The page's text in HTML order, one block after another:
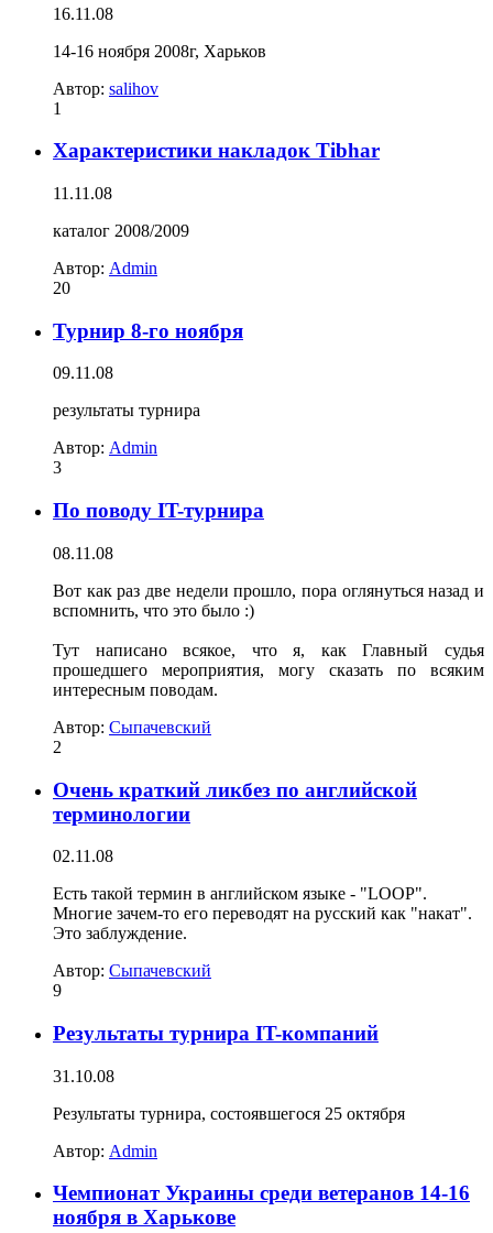
16.11.08
14-16 ноября 2008г, Харьков
Автор: salihov
1
Характеристики накладок Tibhar
11.11.08
каталог 2008/2009
Автор: Admin
20
Турнир 8-го ноября
09.11.08
результаты турнира
Автор: Admin
3
По поводу IT-турнира
08.11.08
Вот как раз две недели прошло, пора оглянуться назад и
вспомнить, что это было :)
Тут написано всякое, что я, как Главный судья
прошедшего мероприятия, могу сказать по всяким
интересным поводам.
Автор: Сыпачевский
2
Очень краткий ликбез по английской
терминологии
02.11.08
Есть такой термин в английском языке - "LOOP".
Многие зачем-то его переводят на русский как "накат".
Это заблуждение.
Автор: Сыпачевский
9
Результаты турнира IT-компаний
31.10.08
Результаты турнира, состоявшегося 25 октября
Автор: Admin
Чемпионат Украины среди ветеранов 14-16
ноября в Харькове